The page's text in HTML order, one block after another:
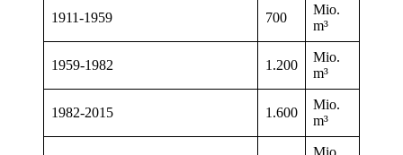
1911-1959 700
Mio.
m³
1959-1982 1.200
Mio.
m³
1982-2015 1.600
Mio.
m³
Mio.